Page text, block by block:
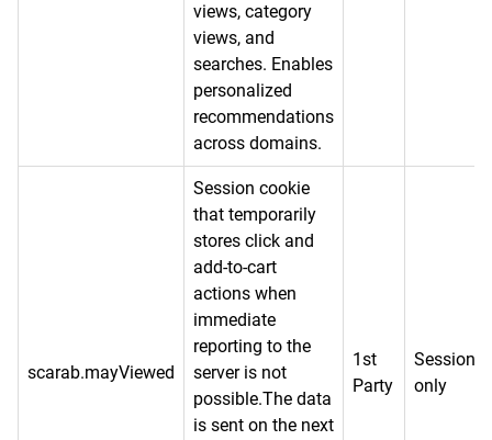
views, category
views, and
searches. Enables
personalized
recommendations
across domains.
scarab.mayViewed
Session cookie
that temporarily
stores click and
add-to-cart
actions when
immediate
reporting to the
server is not
possible.The data
is sent on the next
1st
Party
Session
only